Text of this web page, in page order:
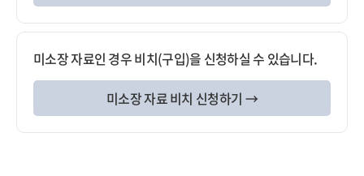
미소장 자료인 경우 비치(구입)을 신청하실 수 있습니다.
미소장 자료 비치 신청하기 →